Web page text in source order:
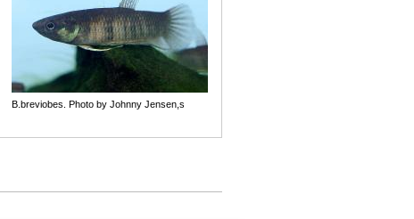
B.breviobes. Photo by Johnny Jensen,s